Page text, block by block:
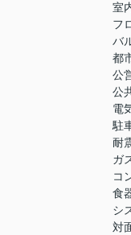
室
フ
バ
都
公
公
電
駐
耐
ガ
コ
食
シ
対